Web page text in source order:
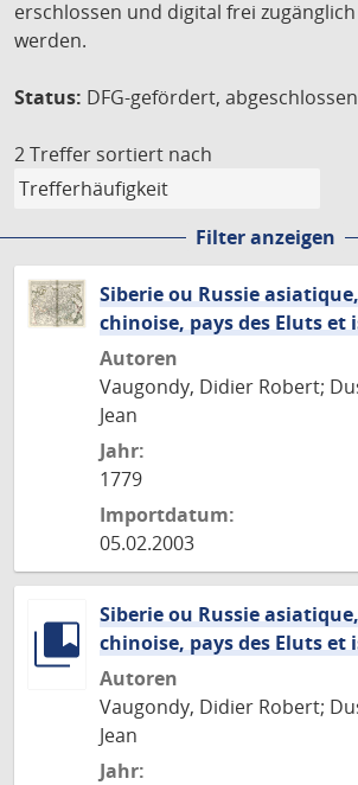
erschlossen und digital frei
werden.
Status: DFG-gefördert,
2 Treffer sortiert nach
Filter anzeigen
Siberie ou Russie
chinoise, pays des Eluts et
Autoren
Vaugondy, Didier Robert;
Jean
Jahr:
1779
Importdatum:
05.02.2003
Siberie ou Russie
chinoise, pays des Eluts et
Autoren
Vaugondy, Didier Robert;
Jean
Jahr: